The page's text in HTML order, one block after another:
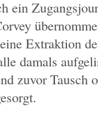
ein
Extraktion
damals
zuvor Tausch